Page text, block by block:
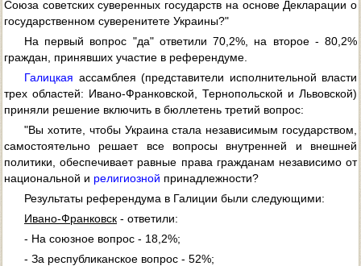
Союза советских суверенных государств на основе Декларации о
государственном суверенитете Украины?"
На первый вопрос "да" ответили 70,2%, на второе - 80,2%
граждан, принявших участие в референдуме.
Галицкая ассамблея (представители исполнительной власти
трех областей: Ивано-Франковской, Тернопольской и Львовской)
приняли решение включить в бюллетень третий вопрос:
"Вы хотите, чтобы Украина стала независимым государством,
самостоятельно решает все вопросы внутренней и внешней
политики, обеспечивает равные права гражданам независимо от
национальной и религиозной принадлежности?
Результаты референдума в Галиции были следующими:
Ивано-Франковск - ответили:
- На союзное вопрос - 18,2%;
- За республиканское вопрос - 52%;